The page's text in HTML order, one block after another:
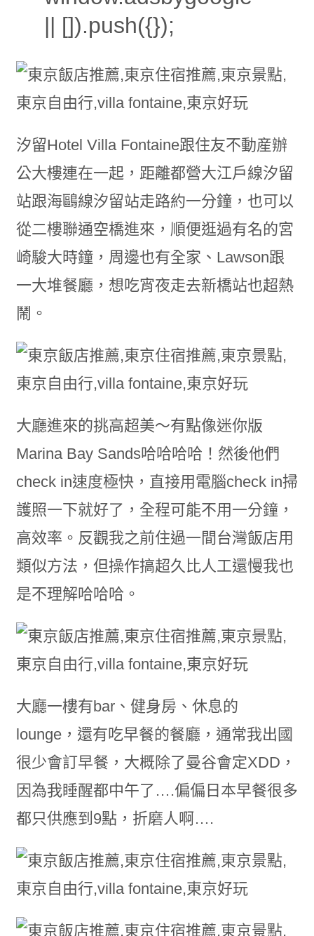
|| []).push({});
汐留Hotel Villa Fontaine跟住友不動産辦
公大樓連在一起，距離都營大江戶線汐留
站跟海鷗線汐留站走路約一分鐘，也可以
從二樓聯通空橋進來，順便逛過有名的宮
崎駿大時鐘，周邊也有全家、Lawson跟
一大堆餐廳，想吃宵夜走去新橋站也超熱
鬧。
大廳進來的挑高超美～有點像迷你版
Marina Bay Sands哈哈哈哈！然後他們
check in速度極快，直接用電腦check in掃
護照一下就好了，全程可能不用一分鐘，
高效率。反觀我之前住過一間台灣飯店用
類似方法，但操作搞超久比人工還慢我也
是不理解哈哈哈。
大廳一樓有bar、健身房、休息的
lounge，還有吃早餐的餐廳，通常我出國
很少會訂早餐，大概除了曼谷會定XDD，
因為我睡醒都中午了….偏偏日本早餐很多
都只供應到9點，折磨人啊….